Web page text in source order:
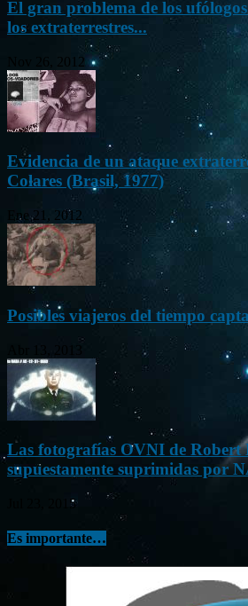
El gran problema de los
los extraterrestres...
Nov 26, 2012
Evidencia de un ataque
Colares (Brasil, 1977)
Ene 21, 2012
Posibles viajeros del tiempo
Las fotografías OVNI de Robert
supuestamente suprimidas por
Jul 23, 2015
Es importante…